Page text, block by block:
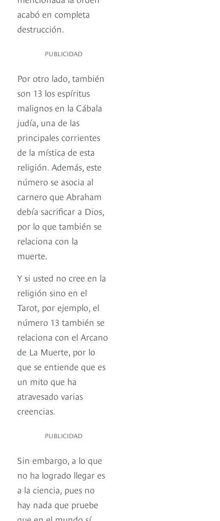
acabó en completa
destrucción.
PUBLICIDAD
Por otro lado, también
son 13 los espíritus
malignos en la Cábala
judía, una de las
principales corrientes
de la mística de esta
religión. Además, este
número se asocia al
carnero que Abraham
debía sacrificar a Dios,
por lo que también se
relaciona con la
muerte.
Y si usted no cree en la
religión sino en el
Tarot, por ejemplo, el
número 13 también se
relaciona con el Arcano
de La Muerte, por lo
que se entiende que es
un mito que ha
atravesado varias
creencias.
PUBLICIDAD
Sin embargo, a lo que
no ha logrado llegar es
a la ciencia, pues no
hay nada que pruebe